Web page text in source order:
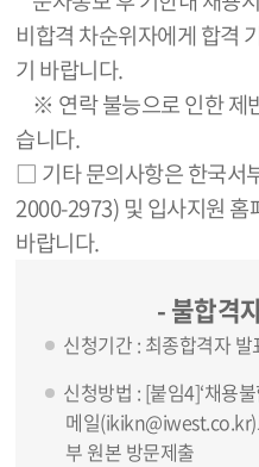
비합격 차순위자에게 합격
기 바랍니다.
※ 연락 불능으로 인한 제
습니다.
□ 기타 문의사항은 한국서
2000-2973) 및 입사지원
바랍니다.
- 불합격
신청기간 : 최종합격자
신청방법 : [붙임4]‘채용
메일(ikikn@iwest.co.kr)
부 원본 방문제출